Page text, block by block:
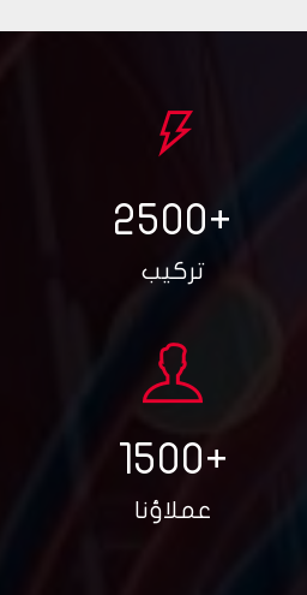
+
2500
تركيب
+
1500
عملاؤنا